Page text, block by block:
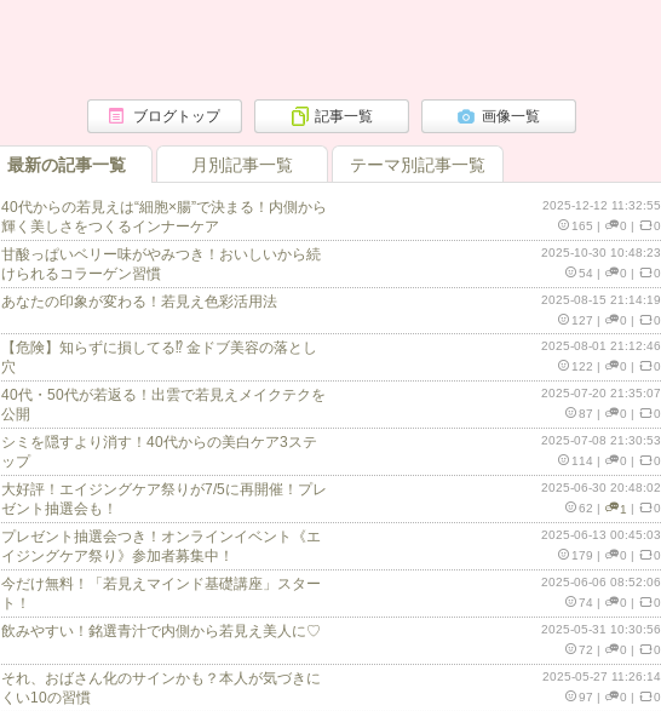
ブログトップ 記事一覧 画像一覧
最新の記事一覧 月別記事一覧 テーマ別記事一覧
40代からの若見えは“細胞×腸”で決まる！内側から
輝く美しさをつくるインナーケア
2025-12-12 11:32:55
165
0 0
甘酸っぱいベリー味がやみつき！おいしいから続
けられるコラーゲン習慣
2025-10-30 10:48:23
54
0 0
あなたの印象が変わる！若見え色彩活用法
2025-08-15 21:14:19
127
0 0
【危険】知らずに損してる⁉ 金ドブ美容の落とし
穴
2025-08-01 21:12:46
122
0 0
40代・50代が若返る！出雲で若見えメイクテクを
公開
2025-07-20 21:35:07
87
0 0
シミを隠すより消す！40代からの美白ケア3ステ
ップ
2025-07-08 21:30:53
114
0 0
大好評！エイジングケア祭りが7/5に再開催！プレ
ゼント抽選会も！
2025-06-30 20:48:02
62
1 0
プレゼント抽選会つき！オンラインイベント《エ
イジングケア祭り》参加者募集中！
2025-06-13 00:45:03
179
0 0
今だけ無料！「若見えマインド基礎講座」スター
ト！
2025-06-06 08:52:06
74
0 0
飲みやすい！銘選青汁で内側から若見え美人に♡
2025-05-31 10:30:56
72
0 0
それ、おばさん化のサインかも？本人が気づきに
くい10の習慣
2025-05-27 11:26:14
97
0 0